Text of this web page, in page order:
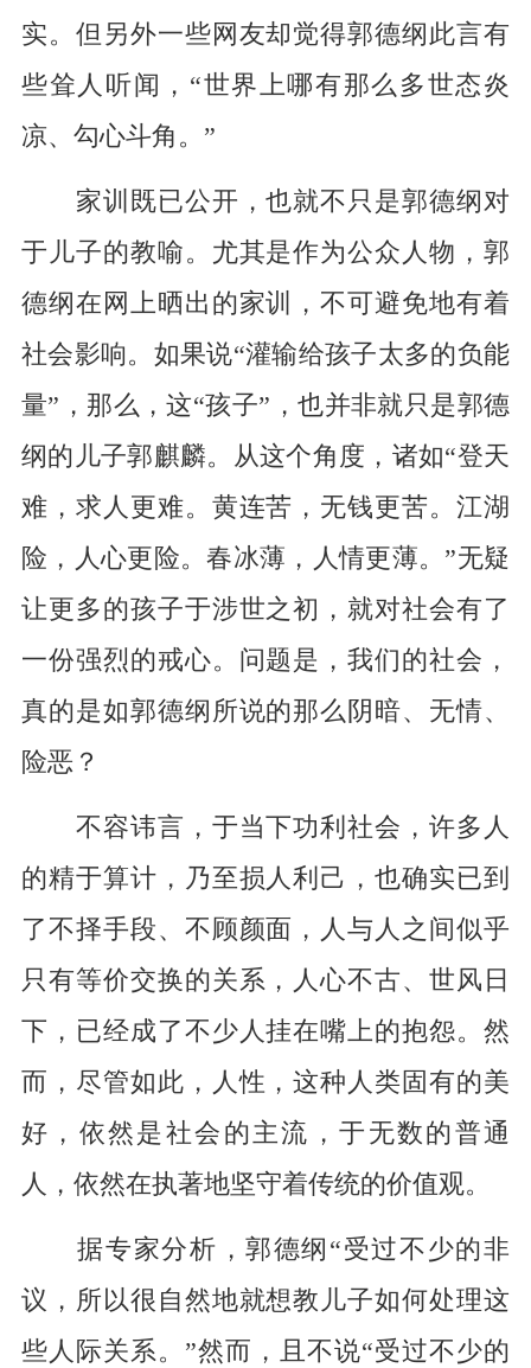
实。但另外一些网友却觉得郭德纲此言有
些耸人听闻，“世界上哪有那么多世态炎
凉、勾心斗角。”
家训既已公开，也就不只是郭德纲对
于儿子的教喻。尤其是作为公众人物，郭
德纲在网上晒出的家训，不可避免地有着
社会影响。如果说“灌输给孩子太多的负能
量”，那么，这“孩子”，也并非就只是郭德
纲的儿子郭麒麟。从这个角度，诸如“登天
难，求人更难。黄连苦，无钱更苦。江湖
险，人心更险。春冰薄，人情更薄。”无疑
让更多的孩子于涉世之初，就对社会有了
一份强烈的戒心。问题是，我们的社会，
真的是如郭德纲所说的那么阴暗、无情、
险恶？
不容讳言，于当下功利社会，许多人
的精于算计，乃至损人利己，也确实已到
了不择手段、不顾颜面，人与人之间似乎
只有等价交换的关系，人心不古、世风日
下，已经成了不少人挂在嘴上的抱怨。然
而，尽管如此，人性，这种人类固有的美
好，依然是社会的主流，于无数的普通
人，依然在执著地坚守着传统的价值观。
据专家分析，郭德纲“受过不少的非
议，所以很自然地就想教儿子如何处理这
些人际关系。”然而，且不说“受过不少的